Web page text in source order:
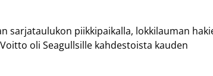
sarjataulukon piikkipaikalla, lokkilauman
oli Seagullsille kahdestoista kauden